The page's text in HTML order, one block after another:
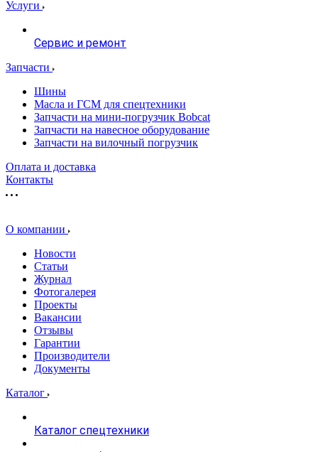
Услуги
Сервис и ремонт
Запчасти
Шины
Масла и ГСМ для спецтехники
Запчасти на мини-погрузчик Bobcat
Запчасти на навесное оборудование
Запчасти на вилочный погрузчик
Оплата и доставка
Контакты
О компании
Новости
Статьи
Журнал
Фотогалерея
Проекты
Вакансии
Отзывы
Гарантии
Производители
Документы
Каталог
Каталог спецтехники